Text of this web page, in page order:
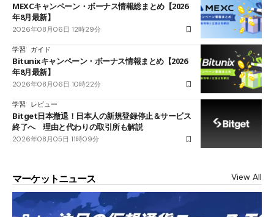
MEXCキャンペーン・ボーナス情報総まとめ【2026
年8月最新】
2026年08月06日 12時29分
学習 ガイド
Bitunixキャンペーン・ボーナス情報まとめ【2026
年8月最新】
2026年08月06日 10時22分
学習 レビュー
Bitget日本撤退！日本人の新規登録停止＆サービス
終了へ 理由と代わりの取引所も解説
2026年08月05日 11時09分
マーケットニュース View All